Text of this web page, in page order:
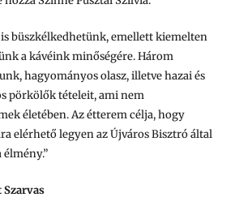
büszkélkedhetünk, emellett kiemelten
a kávéink minőségére. Három
hagyományos olasz, illetve hazai és
pörkölők tételeit, ami nem
életében. Az étterem célja, hogy
elérhető legyen az Újváros Bisztró által